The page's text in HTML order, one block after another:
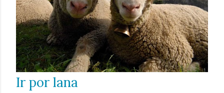
Ir por lana